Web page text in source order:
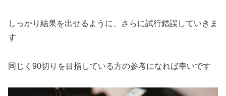
しっかり結果を出せるように、さらに試行錯誤していきま
す
同じく90切りを目指している方の参考になれば幸いです